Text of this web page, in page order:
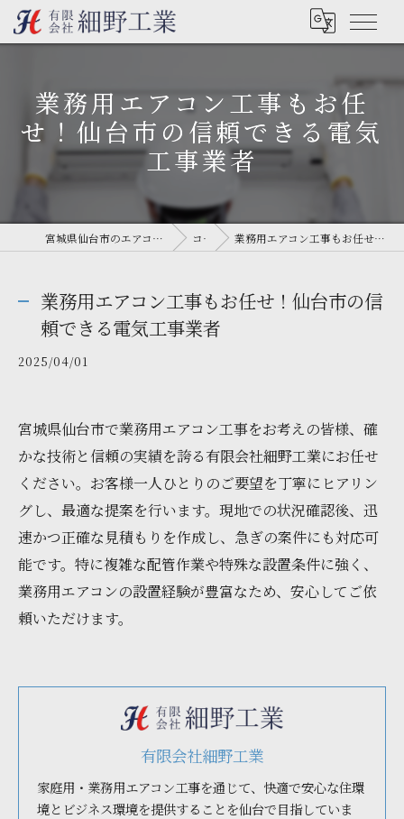
業務用エアコン工事もお任
せ！仙台市の信頼できる電気
工事業者
宮城県仙台市のエアコン工事なら有限会社細野工業 コラム 業務用エアコン工事もお任せ！仙台市の信頼できる電気工事業者
業務用エアコン工事もお任せ！仙台市の信
頼できる電気工事業者
2025/04/01
宮城県仙台市で業務用エアコン工事をお考えの皆様、確
かな技術と信頼の実績を誇る有限会社細野工業にお任せ
ください。お客様一人ひとりのご要望を丁寧にヒアリン
グし、最適な提案を行います。現地での状況確認後、迅
速かつ正確な見積もりを作成し、急ぎの案件にも対応可
能です。特に複雑な配管作業や特殊な設置条件に強く、
業務用エアコンの設置経験が豊富なため、安心してご依
頼いただけます。
有限会社細野工業
家庭用・業務用エアコン工事を通じて、快適で安心な住環
境とビジネス環境を提供することを仙台で目指していま